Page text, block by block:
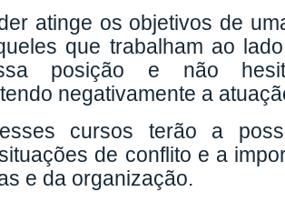
atinge os objetivos de
que trabalham ao
posição e não
negativamente a
cursos terão a
de conflito e a
e da organização.